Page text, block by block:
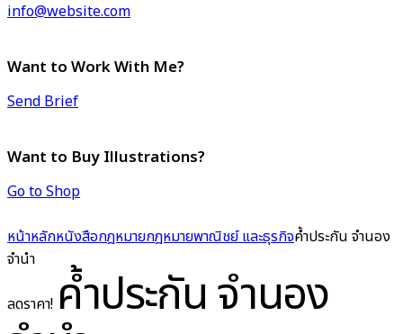
info@website.com
Want to Work With Me?
Send Brief
Want to Buy Illustrations?
Go to Shop
หน้าหลักหนังสือกฎหมายกฎหมายพาณิชย์ และธุรกิจค้ำประกัน จำนอง
จำนำ
ลดราคา! ค้ำประกัน จำนอง